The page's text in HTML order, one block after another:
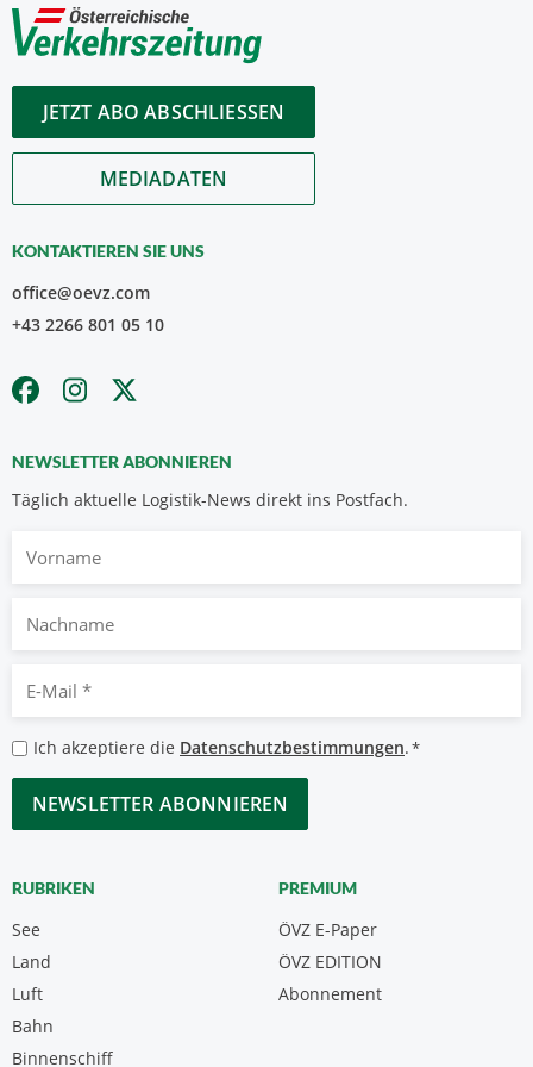
JETZT ABO ABSCHLIESSEN
MEDIADATEN
KONTAKTIEREN SIE UNS
office@oevz.com
+43 2266 801 05 10
NEWSLETTER ABONNIEREN
Täglich aktuelle Logistik-News direkt ins Postfach.
Nachname
Mail
*
Datenschutzbestimmungen
*
Ich akzeptiere die Datenschutzbestimmungen.*
CAPTCHA
RUBRIKEN
See
Land
Luft
Bahn
Binnenschiff
PREMIUM
ÖVZ E-Paper
Abonnement
ÖVZ EDITION